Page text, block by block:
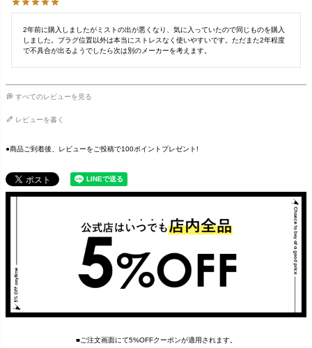
2年前に購入しましたがミストの出が悪くなり、気に入っていたので同じものを購入
しました。プラグ位置以外は本当にストレスなく使いやすいです。ただまた2年程度
すべてのレビューを見る
レビューを書く
●商品ご到着後、レビューをご投稿で100ポイントプレゼント!
■ご注文画面にて5%OFFクーポンが適用されます。